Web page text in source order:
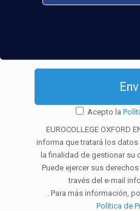
Acepto la
EUROCOLLEGE OXFORD
informa que tratará los
la finalidad de gestionar su
Puede ejercer sus
través del e-mail
. Para más información,
Política de